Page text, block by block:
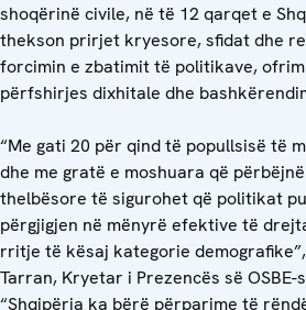
shoqërinë civile, në të 12 qarqet e
thekson prirjet kryesore, sfidat dhe
forcimin e zbatimit të politikave,
përfshirjes dixhitale dhe
“Me gati 20 për qind të popullsisë të
dhe me gratë e moshuara që
thelbësore të sigurohet që politikat
përgjigjen në mënyrë efektive të
rritje të kësaj kategorie
Tarran, Kryetar i Prezencës së
“Shqipëria ka bërë përparime të